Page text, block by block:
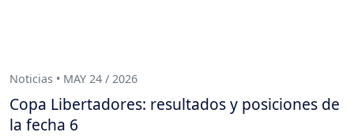
Noticias • MAY 24 / 2026
Copa Libertadores: resultados y posiciones de
la fecha 6